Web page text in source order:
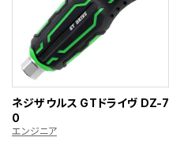
ネジザウルス GTドライヴ DZ-7
0
エンジニア